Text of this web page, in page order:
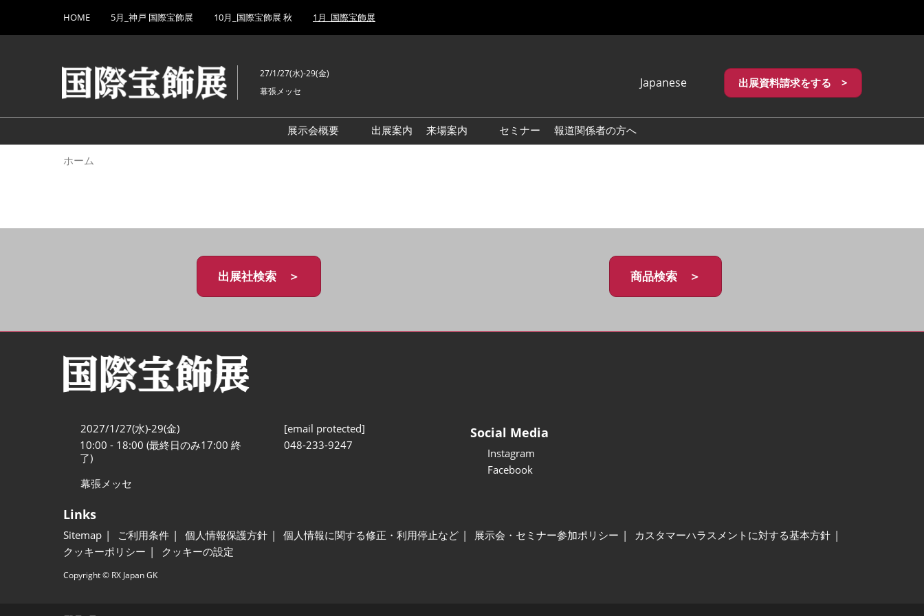
キ
し
て
to
HOME 5月_神戸 国際宝飾展 10月_国際宝飾展 秋 1月_国際宝飾展
27/1/27(水)-29(金)
幕張メッセ
Japanese
English
繁體中文
出展資料請求をする >
展示会概要
出展案内
来場案内
セミナー 報道関係者の方へ
ホーム
出展社検索 ＞ 商品検索 ＞
2027/1/27(水)-29(金)
10:00 - 18:00 (最終日のみ17:00 終
了)
幕張メッセ
[email protected]
048-233-9247
Social Media
Instagram
Facebook
Links
Sitemap ご利用条件 個人情報保護方針 個人情報に関する修正・利用停止など 展示会・セミナー参加ポリシー
カスタマーハラスメントに対する基本方針
クッキーポリシー
クッキーの設定
Copyright © RX Japan GK